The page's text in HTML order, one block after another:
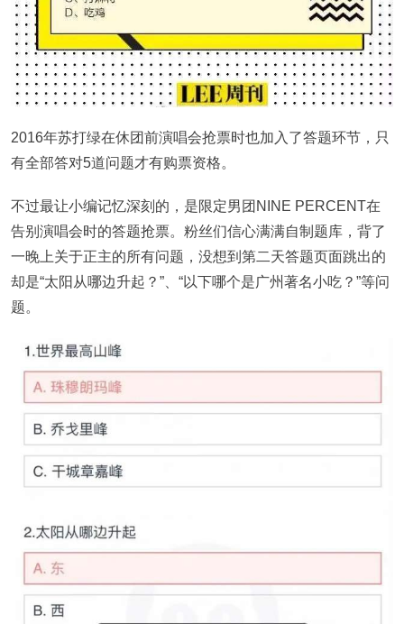
2016年苏打绿在休团前演唱会抢票时也加入了答题环节，只
有全部答对5道问题才有购票资格。
不过最让小编记忆深刻的，是限定男团NINE PERCENT在
告别演唱会时的答题抢票。粉丝们信心满满自制题库，背了
一晚上关于正主的所有问题，没想到第二天答题页面跳出的
却是“太阳从哪边升起？”、“以下哪个是广州著名小吃？”等问
题。